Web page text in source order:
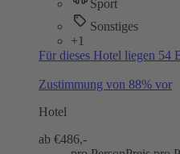
Sport
Sonstiges
+1
Für dieses Hotel liegen 54
Zustimmung von 88% vor
Hotel
ab €486,-